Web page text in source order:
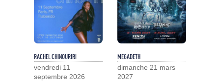
RACHEL CHINOURIRI
vendredi 11
septembre 2026
MEGADETH
dimanche 21 mars
2027